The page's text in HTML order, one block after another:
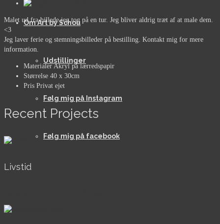
Om Art by Schou
Udstillinger
Følg mig på Instagram
Følg mig på facebook
Malet ud fra billede jeg tog på en tur. Jeg bliver aldrig træt af at male dem.
<3
Jeg laver ferie og stemningsbilleder på bestilling. Kontakt mig for mere
information.
MaterialerAkryl på lærredspapir
Størrelse 40 x 30cm
Pris Privat ejet
Recent Projects
Livstid